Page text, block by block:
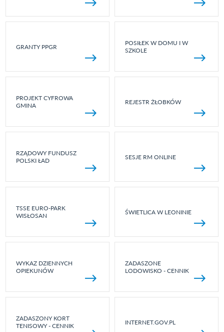
GRANTY PPGR
POSIŁEK W DOMU I W
SZKOLE
PROJEKT CYFROWA
GMINA
REJESTR ŻŁOBKÓW
RZĄDOWY FUNDUSZ
POLSKI ŁAD
SESJE RM ONLINE
TSSE EURO-PARK
WISŁOSAN
ŚWIETLICA W LEONINIE
WYKAZ DZIENNYCH
OPIEKUNÓW
ZADASZONE
LODOWISKO - CENNIK
ZADASZONY KORT
TENISOWY - CENNIK
INTERNET.GOV.PL